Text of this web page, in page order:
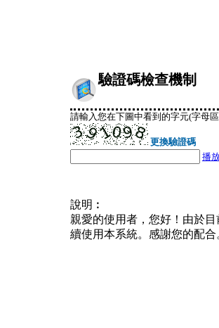
驗證碼檢查機制
請輸入您在下圖中看到的字元(字母
更換驗證碼
播
說明︰
親愛的使用者，您好！由於
續使用本系統。感謝您的配合